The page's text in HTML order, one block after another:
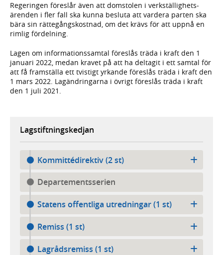
Regeringen föreslår även att dom­stolen i verk­ställig­hets­
ärenden i fler fall ska kunna besluta att vardera parten ska
bära sin rätte­gångs­kostnad, om det krävs för att uppnå en
rimlig för­delning.
Lagen om informa­tions­samtal föreslås träda i kraft den 1
januari 2022, medan kravet på att ha deltagit i ett samtal för
att få fram­ställa ett tvistigt yrkande föreslås träda i kraft den
1 mars 2022. Lag­ändringarna i övrigt föreslås träda i kraft
den 1 juli 2021.
Lagstiftningskedjan
Kommittédirektiv (2 st)
Departementsserien
Statens offentliga utredningar (1 st)
Remiss (1 st)
Lagrådsremiss (1 st)